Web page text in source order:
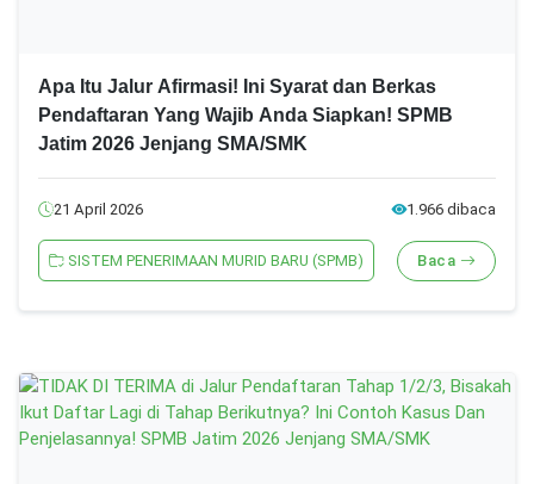
Apa Itu Jalur Afirmasi! Ini Syarat dan Berkas
Pendaftaran Yang Wajib Anda Siapkan! SPMB
Jatim 2026 Jenjang SMA/SMK
21 April 2026 1.966 dibaca
SISTEM PENERIMAAN MURID BARU (SPMB) Baca